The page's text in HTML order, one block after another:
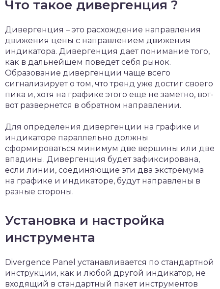
Что такое дивергенция ?
Дивергенция – это расхождение направления
движения цены с направлением движения
индикатора. Дивергенция дает понимание того,
как в дальнейшем поведет себя рынок.
Образование дивергенции чаще всего
сигнализирует о том, что тренд уже достиг своего
пика и, хотя на графике этого еще не заметно, вот-
вот развернется в обратном направлении.
Для определения дивергенции на графике и
индикаторе параллельно должны
сформироваться минимум две вершины или две
впадины. Дивергенция будет зафиксирована,
если линии, соединяющие эти два экстремума
на графике и индикаторе, будут направлены в
разные стороны.
Установка и настройка
инструмента
Divergence Panel устанавливается по стандартной
инструкции, как и любой другой индикатор, не
входящий в стандартный пакет инструментов